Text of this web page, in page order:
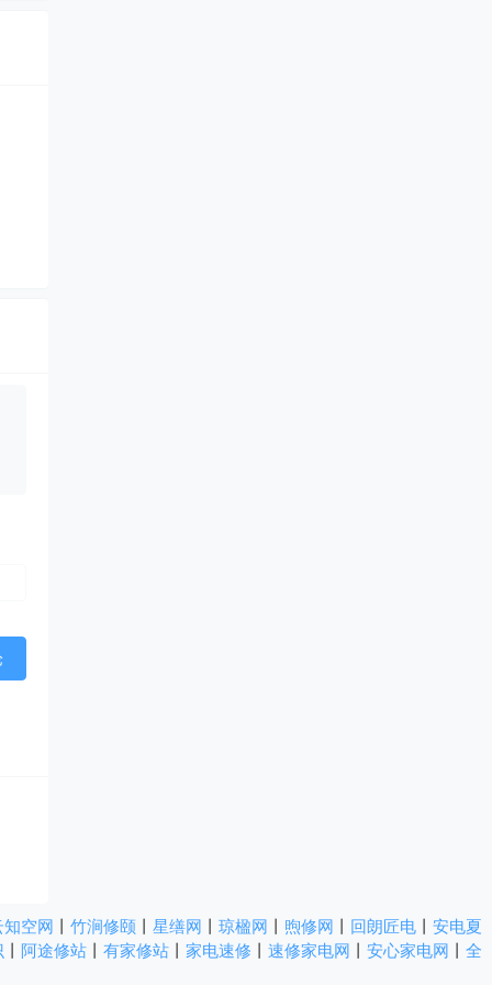
知空网 竹涧修颐 星缮网 琼楹网 煦修网 回朗匠电
安电夏
阿途修站 有家修站 家电速修 速修家电网 安心家电网
全